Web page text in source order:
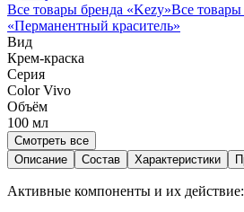
Все товары бренда «Kezy»Все товары
«Перманентный краситель»
Вид
Крем-краска
Серия
Color Vivo
Объём
100 мл
Смотреть все
Описание
Состав Характеристики
Активные компоненты и их действие: